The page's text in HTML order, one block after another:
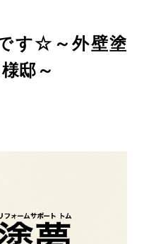
す☆～外壁塗
邸～